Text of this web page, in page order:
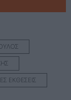
ΕΚΘΕΣΕΙΣ